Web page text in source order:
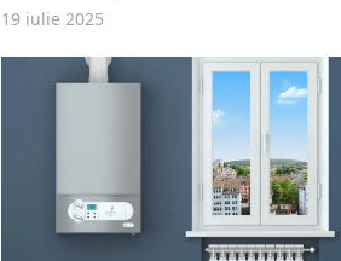
19 iulie 2025